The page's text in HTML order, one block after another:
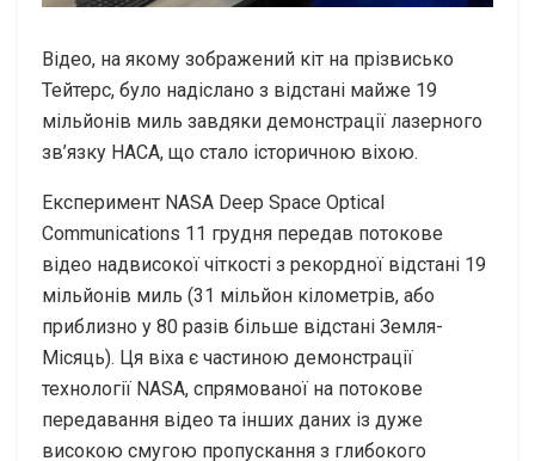
Відео, на якому зображений кіт на прізвисько
Тейтерс, було надіслано з відстані майже 19
мільйонів миль завдяки демонстрації лазерного
зв’язку НАСА, що стало історичною віхою.
Експеримент NASA Deep Space Optical
Communications 11 грудня передав потокове
відео надвисокої чіткості з рекордної відстані 19
мільйонів миль (31 мільйон кілометрів, або
приблизно у 80 разів більше відстані Земля-
Місяць). Ця віха є частиною демонстрації
технології NASA, спрямованої на потокове
передавання відео та інших даних із дуже
високою смугою пропускання з глибокого